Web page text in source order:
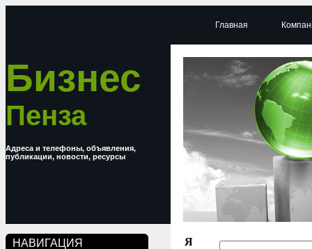
Бизнес
Пенза
Адреса и телефоны, объявления,
публикации, новости, ресурсы
НАВИГАЦИЯ
Главная
Я